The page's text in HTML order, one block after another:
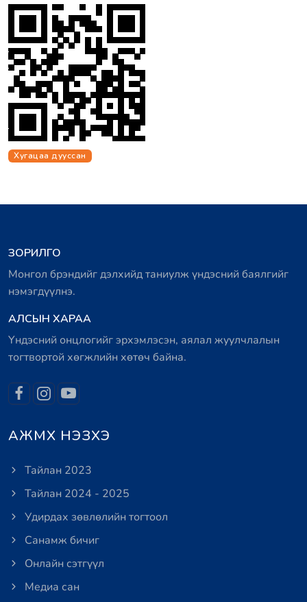
Хугацаа дууссан
ЗОРИЛГО
Монгол брэндийг дэлхийд таниулж үндэсний баялгийг
нэмэгдүүлнэ.
АЛСЫН ХАРАА
Үндэсний онцлогийг эрхэмлэсэн, аялал жуулчлалын
тогтвортой хөгжлийн хөтөч байна.
АЖМХ НЭЗХЭ
Тайлан 2023
Тайлан 2024 - 2025
Удирдах зөвлөлийн тогтоол
Санамж бичиг
Онлайн сэтгүүл
Медиа сан